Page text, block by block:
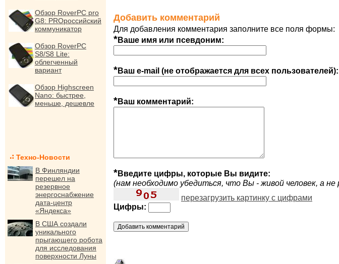
Обзор RoverPC pro
G8: PROроссийский
коммуникатор
Обзор RoverPC
S8/S8 Lite:
облегченный
вариант
Обзор Highscreen
Nano: быстрее,
меньше, дешевле
Техно-Новости
В Финляндии
перешел на
резервное
энергоснабжение
дата-центр
«Яндекса»
В США создали
уникального
прыгающего робота
для исследования
поверхности Луны
Добавить комментарий
Для добавления комментария заполните все поля формы:
*Ваше имя или псевдоним:
*Ваш e-mail (не отображается для всех пользователей):
*Ваш комментарий:
*Введите цифры, которые Вы видите:
(нам необходимо убедиться, что Вы - живой человек, а не
перезагрузить картинку с цифрами
Цифры: